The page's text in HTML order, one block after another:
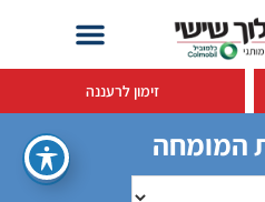
זימון לרעננה
המומחה